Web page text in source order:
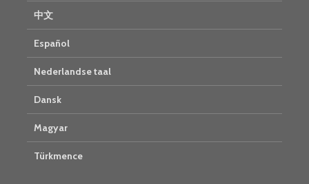
中文
Español
Nederlandse taal
Dansk
Magyar
Türkmence